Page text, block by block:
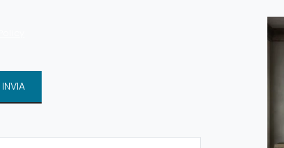
INVIA